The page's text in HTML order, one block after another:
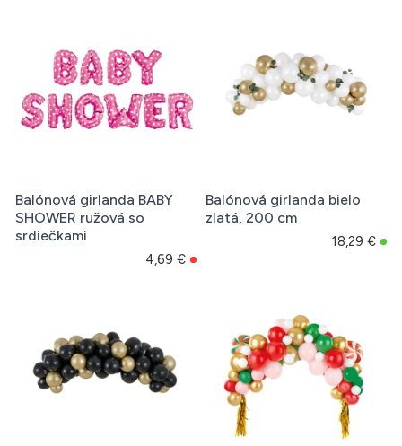
Balónová girlanda BABY
SHOWER ružová so
srdiečkami
4,69 €
Balónová girlanda bielo
zlatá, 200 cm
18,29 €